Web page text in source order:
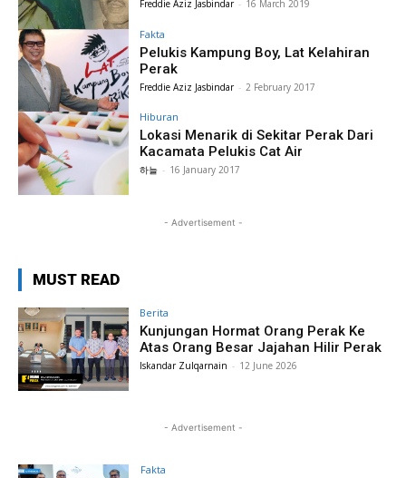
Freddie Aziz Jasbindar - 16 March 2019
Fakta
Pelukis Kampung Boy, Lat Kelahiran
Perak
Freddie Aziz Jasbindar - 2 February 2017
Hiburan
Lokasi Menarik di Sekitar Perak Dari
Kacamata Pelukis Cat Air
하늘 - 16 January 2017
- Advertisement -
MUST READ
Berita
Kunjungan Hormat Orang Perak Ke
Atas Orang Besar Jajahan Hilir Perak
Iskandar Zulqarnain - 12 June 2026
- Advertisement -
Fakta